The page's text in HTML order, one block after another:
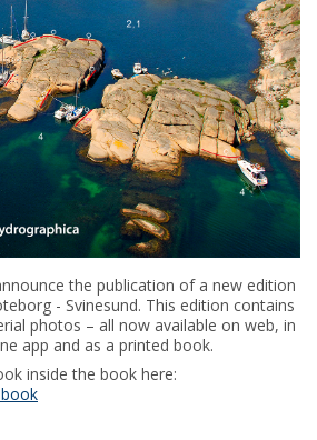
the publication of a new edition
- Svinesund. This edition contains
photos – all now available on web, in
app and as a printed book.
inside the book here: